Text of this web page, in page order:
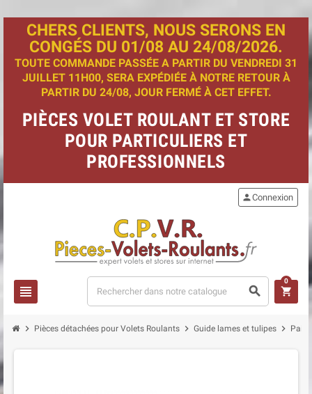
CHERS CLIENTS, NOUS SERONS EN
CONGÉS DU 01/08 AU 24/08/2026.
TOUTE COMMANDE PASSÉE A PARTIR DU VENDREDI 31
JUILLET 11H00, SERA EXPÉDIÉE À NOTRE RETOUR À
PARTIR DU 24/08, JOUR FERMÉ À CET EFFET.
PIÈCES VOLET ROULANT ET STORE
POUR PARTICULIERS ET
PROFESSIONNELS
view_headline search
personConnexion
shopping_cart
0
chevron_right Pièces détachées pour Volets Roulants chevron_right Guide lames et tulipes chevron_right